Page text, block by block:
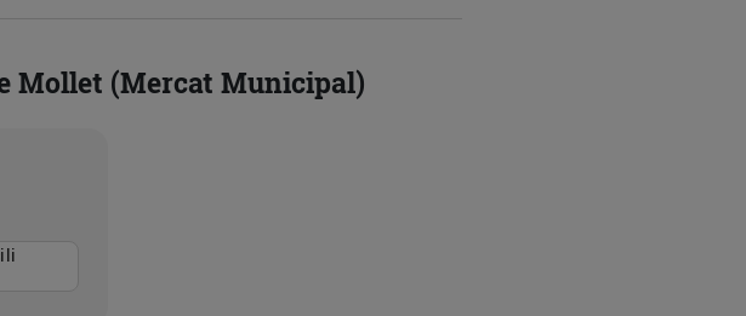
Mollet (Mercat Municipal)